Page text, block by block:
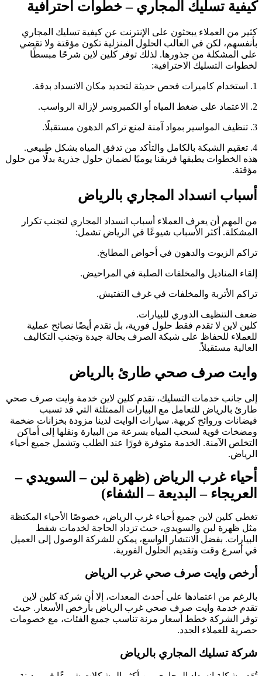
كيفية تسليك المجاري – خطوات احترافية
كثير من العملاء يبحثون على الإنترنت عن كيفية تسليك المجاري
بأنفسهم، لكن في الغالب الحلول المنزلية تكون مؤقتة ولا تقضي
على المشكلة من جذورها. لذلك توفر كلين لاين شرحًا مبسطًا
لخطوات التسليك الاحترافية:
1. استخدام كاميرات فحص حديثة لتحديد مكان الانسداد بدقة.
2. الاعتماد على ضغط المياه أو الكمبروسر لإزالة الرواسب.
3. تنظيف المواسير بمواد آمنة لمنع تراكم الدهون مستقبلًا.
4. تعقيم الشبكة بالكامل والتأكد من تدفق المياه بشكل طبيعي.
هذه الخطوات يطبقها فريقنا يوميًا لضمان حلول جذرية بدلًا من حلول
مؤقتة.
أسباب انسداد المجاري بالرياض
من المهم أن يعرف العملاء أسباب انسداد المجاري لتجنب تكرار
المشكلة. أكثر الأسباب شيوعًا في الرياض تشمل:
تراكم الزيوت والدهون في أحواض المطابخ.
إلقاء المناديل والمخلفات الصلبة في المراحيض.
تراكم الأتربة والمخلفات في غرف التفتيش.
ضعف التنظيف الدوري للبيارات.
كلين لاين لا تقدم فقط حلول فورية، بل تقدم أيضًا نصائح عملية
للعملاء للحفاظ على شبكة الصرف بحالة جيدة وتجنب التكاليف
العالية مستقبلاً.
وايت صرف صحي طارئ بالرياض
إلى جانب خدمات التسليك، تقدم كلين لاين خدمة وايت صرف صحي
طارئ بالرياض للتعامل مع البيارات الممتلئة التي قد تسبب
فيضانات وروائح كريهة. سيارات الوايت لدينا مزودة بخزانات ضخمة
ومضخات قوية لسحب المياه بسرعة من البيارة ونقلها إلى أماكن
التخلص الآمنة. الخدمة متوفرة فورًا عند الطلب وتشمل جميع أحياء
الرياض.
أحياء غرب الرياض (ظهرة لبن – السويدي –
العريجاء – البديعة – الشفاء)
تغطي كلين لاين جميع أحياء غرب الرياض، خصوصًا الأحياء المكتظة
مثل ظهرة لبن والسويدي، حيث تزداد الحاجة لخدمات شفط
البيارات. بفضل الانتشار الواسع، يمكن للشركة الوصول إلى العميل
في أسرع وقت وتقديم الحلول الفورية.
أرخص وايت صرف صحي غرب الرياض
بالرغم من اعتمادها على أحدث المعدات، إلا أن شركة كلين لاين
تقدم خدمة وايت صرف صحي غرب الرياض بأرخص الأسعار. حيث
توفر الشركة خطط أسعار مرنة تناسب جميع الفئات، مع خصومات
حصرية للعملاء الجدد.
شركة تسليك المجاري بالرياض